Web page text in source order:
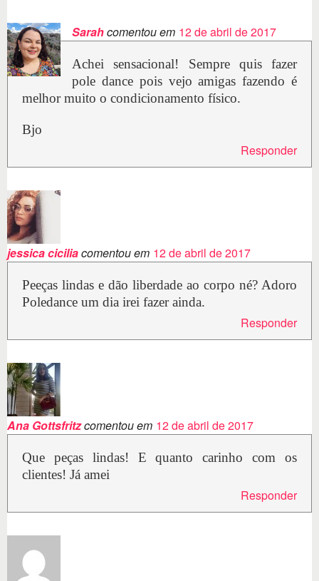
Sarahcomentou em 12 de abril de 2017
Achei sensacional! Sempre quis fazer
pole dance pois vejo amigas fazendo é
melhor muito o condicionamento físico.
Bjo
Responder
jessica ciciliacomentou em 12 de abril de 2017
Peeças lindas e dão liberdade ao corpo né? Adoro
Poledance um dia irei fazer ainda.
Responder
Ana Gottsfritzcomentou em 12 de abril de 2017
Que peças lindas! E quanto carinho com os
clientes! Já amei
Responder